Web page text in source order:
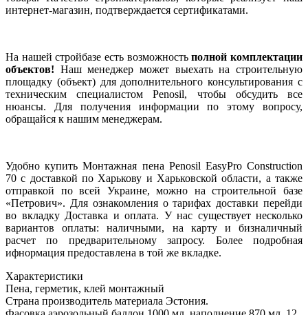
интернет-магазин, подтверждается сертификатами.
На нашей стройбазе есть возможностьполной комплектации
объектов! Наш менеджер может выехать на строительную
площадку (объект) для дополнительного консультирования с
техническим специалистом Penosil, чтобы обсудить все
нюансы. Для получения информации по этому вопросу,
обращайся к нашим менеджерам.
Удобно купить Монтажная пена Penosil EasyPro Construction
70 с доставкой по Харькову и Харьковской области, а также
отправкой по всей Украине, можно на строительной базе
«Петрович». Для ознакомления о тарифах доставки перейди
во вкладку Доставка и оплата. У нас существует несколько
вариантов оплаты: наличными, на карту и бизналичный
расчет по предварительному запросу. Более подробная
ифнормация предоставлена в той же вкладке.
Характеристики
Пена, герметик, клей монтажный
Страна производитель материала Эстония.